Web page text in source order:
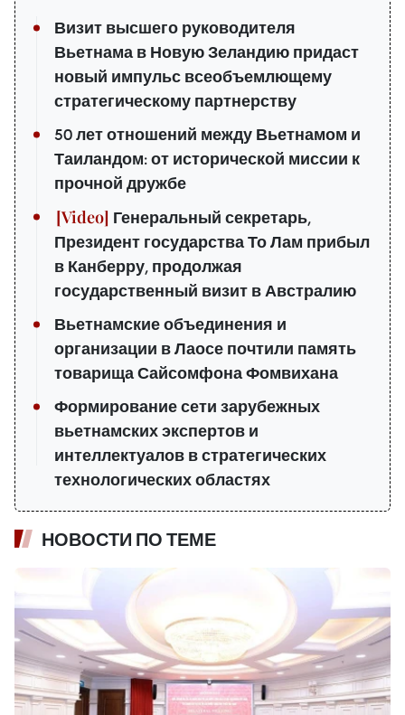
Визит высшего руководителя
Вьетнама в Новую Зеландию придаст
новый импульс всеобъемлющему
стратегическому партнерству
50 лет отношений между Вьетнамом и
Таиландом: от исторической миссии к
прочной дружбе
Генеральный секретарь,
Президент государства То Лам прибыл
в Канберру, продолжая
государственный визит в Австралию
Вьетнамские объединения и
организации в Лаосе почтили память
товарища Сайсомфона Фомвихана
Формирование сети зарубежных
вьетнамских экспертов и
интеллектуалов в стратегических
технологических областях
НОВОСТИ ПО ТЕМЕ